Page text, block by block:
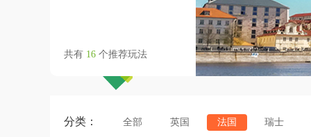
共有 16 个推荐玩法
分类： 全部 英国 法国 瑞士